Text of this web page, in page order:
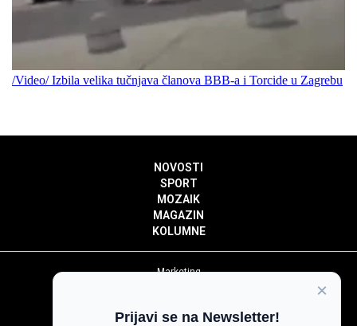
/Video/ Izbila velika tučnjava članova BBB-a i Torcide u Zagrebu
NOVOSTI
SPORT
MOZAIK
MAGAZIN
KOLUMNE
Marketing
Impressum
×
Prijavi se na Newsletter!